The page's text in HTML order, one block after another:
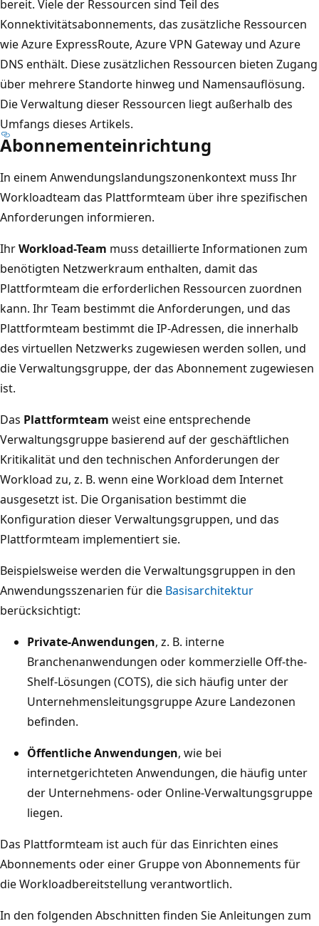
bereit. Viele der Ressourcen sind Teil des
Konnektivitätsabonnements, das zusätzliche Ressourcen
wie Azure ExpressRoute, Azure VPN Gateway und Azure
DNS enthält. Diese zusätzlichen Ressourcen bieten Zugang
über mehrere Standorte hinweg und Namensauflösung.
Die Verwaltung dieser Ressourcen liegt außerhalb des
Umfangs dieses Artikels.
Abonnementeinrichtung
In einem Anwendungslandungszonenkontext muss Ihr
Workloadteam das Plattformteam über ihre spezifischen
Anforderungen informieren.
IhrWorkload-Team muss detaillierte Informationen zum
benötigten Netzwerkraum enthalten, damit das
Plattformteam die erforderlichen Ressourcen zuordnen
kann. Ihr Team bestimmt die Anforderungen, und das
Plattformteam bestimmt die IP-Adressen, die innerhalb
des virtuellen Netzwerks zugewiesen werden sollen, und
die Verwaltungsgruppe, der das Abonnement zugewiesen
ist.
Das Plattformteam weist eine entsprechende
Verwaltungsgruppe basierend auf der geschäftlichen
Kritikalität und den technischen Anforderungen der
Workload zu, z. B. wenn eine Workload dem Internet
ausgesetzt ist. Die Organisation bestimmt die
Konfiguration dieser Verwaltungsgruppen, und das
Plattformteam implementiert sie.
Beispielsweise werden die Verwaltungsgruppen in den
Anwendungsszenarien für die Basisarchitektur
berücksichtigt:
Private-Anwendungen, z. B. interne
Branchenanwendungen oder kommerzielle Off-the-
Shelf-Lösungen (COTS), die sich häufig unter der
Unternehmensleitungsgruppe Azure Landezonen
befinden.
Öffentliche Anwendungen, wie bei
internetgerichteten Anwendungen, die häufig unter
der Unternehmens- oder Online-Verwaltungsgruppe
liegen.
Das Plattformteam ist auch für das Einrichten eines
Abonnements oder einer Gruppe von Abonnements für
die Workloadbereitstellung verantwortlich.
In den folgenden Abschnitten finden Sie Anleitungen zum